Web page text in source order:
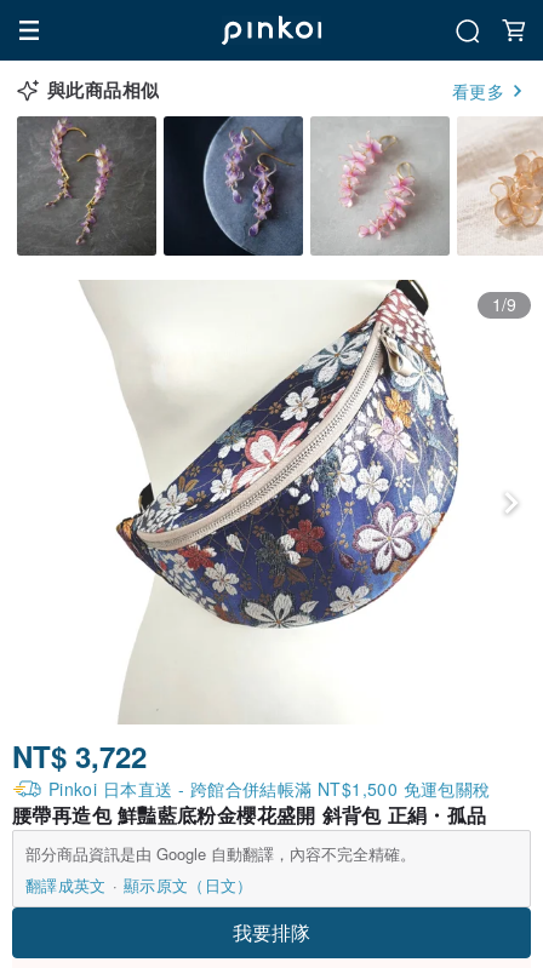
與此商品相似 看更多
1/9
NT$ 3,722
Pinkoi 日本直送 - 跨館合併結帳滿 NT$1,500 免運包關稅
腰帶再造包 鮮豔藍底粉金櫻花盛開 斜背包 正絹・孤品
部分商品資訊是由 Google 自動翻譯，內容不完全精確。
翻譯成英文
顯示原文（日文）
我要排隊